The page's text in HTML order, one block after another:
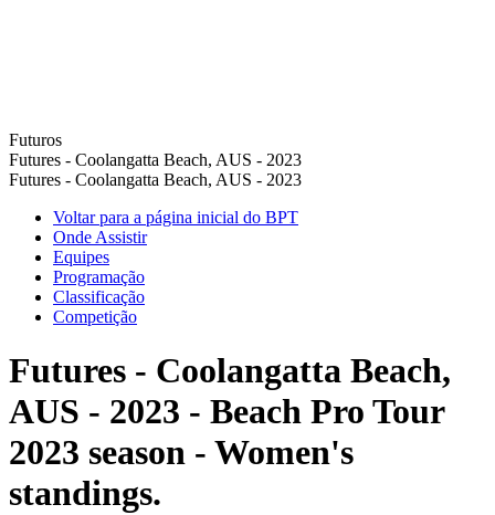
Futuros
Futures - Coolangatta Beach, AUS - 2023
Futures - Coolangatta Beach, AUS - 2023
Voltar para a página inicial do BPT
Onde Assistir
Equipes
Programação
Classificação
Competição
Futures - Coolangatta Beach,
AUS - 2023 - Beach Pro Tour
2023 season - Women's
standings.